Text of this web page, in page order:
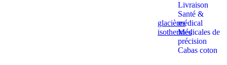
glacières
isothermes
Livraison
Santé &
médical
Médicales de
précision
Cabas coton